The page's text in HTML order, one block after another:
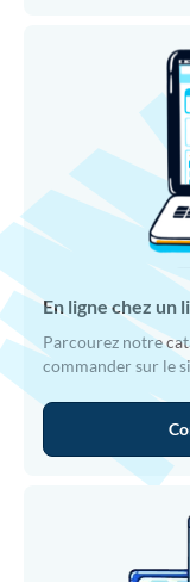
En ligne chez un
Parcourez notre
commander sur le